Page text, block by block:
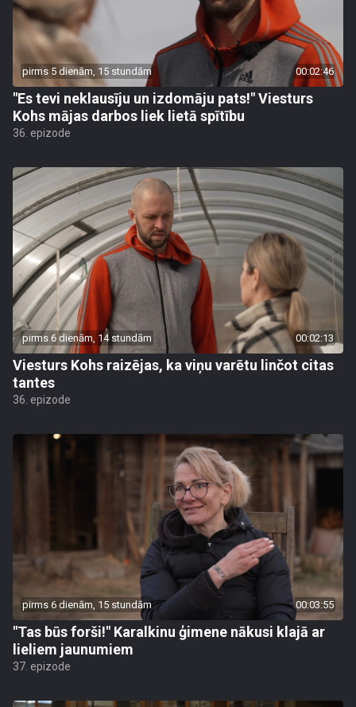
pirms 5 dienām, 15 stundām 00:02:46
"Es tevi neklausīju un izdomāju pats!" Viesturs
Kohs mājas darbos liek lietā spītību
36. epizode
pirms 6 dienām, 14 stundām 00:02:13
Viesturs Kohs raizējas, ka viņu varētu linčot citas
tantes
36. epizode
pirms 6 dienām, 15 stundām 00:03:55
"Tas būs forši!" Karalkinu ģimene nākusi klajā ar
lieliem jaunumiem
37. epizode